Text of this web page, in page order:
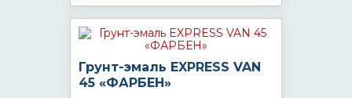
Грунт-эмаль EXPRESS VAN
45 «ФАРБЕН»